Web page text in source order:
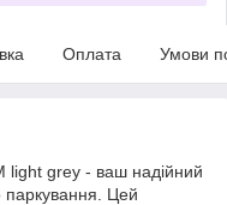
Оплата Умови
light grey - ваш надійний
паркування. Цей